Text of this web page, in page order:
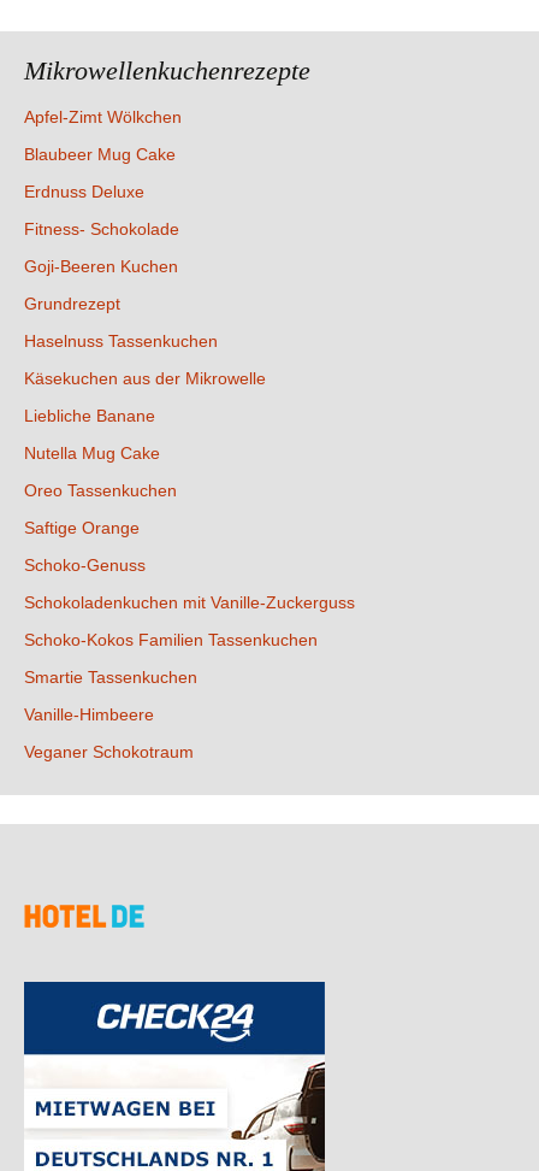
Mikrowellenkuchenrezepte
Apfel-Zimt Wölkchen
Blaubeer Mug Cake
Erdnuss Deluxe
Fitness- Schokolade
Goji-Beeren Kuchen
Grundrezept
Haselnuss Tassenkuchen
Käsekuchen aus der Mikrowelle
Liebliche Banane
Nutella Mug Cake
Oreo Tassenkuchen
Saftige Orange
Schoko-Genuss
Schokoladenkuchen mit Vanille-Zuckerguss
Schoko-Kokos Familien Tassenkuchen
Smartie Tassenkuchen
Vanille-Himbeere
Veganer Schokotraum